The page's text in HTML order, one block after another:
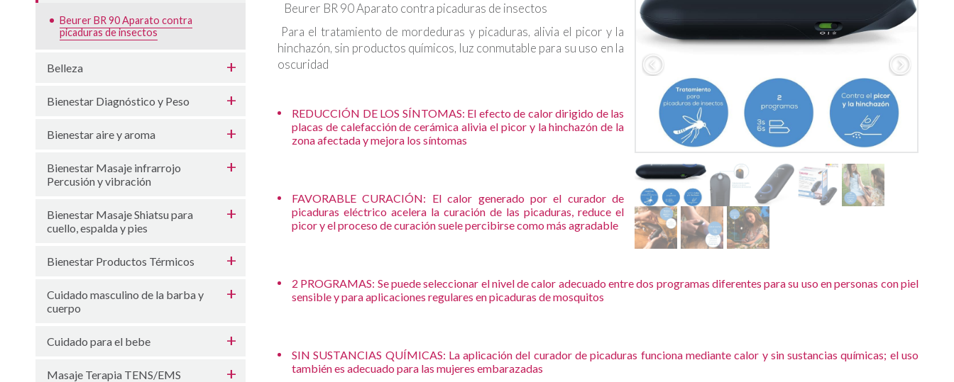
Beurer BR 90 Aparato contra
picaduras de insectos
Belleza
Bienestar Diagnóstico y Peso
Bienestar aire y aroma
Bienestar Masaje infrarrojo
Percusión y vibración
Bienestar Masaje Shiatsu para
cuello, espalda y pies
Bienestar Productos Térmicos
Cuidado masculino de la barba y
cuerpo
Cuidado para el bebe
Masaje Terapia TENS/EMS
Beurer BR 90 Aparato contra picaduras de insectos
Para el tratamiento de mordeduras y picaduras, alivia el picor y la
hinchazón, sin productos químicos, luz conmutable para su uso en la
oscuridad
REDUCCIÓN DE LOS SÍNTOMAS: El efecto de calor dirigido de las
placas de calefacción de cerámica alivia el picor y la hinchazón de la
zona afectada y mejora los síntomas
FAVORABLE CURACIÓN: El calor generado por el curador de
picaduras eléctrico acelera la curación de las picaduras, reduce el
picor y el proceso de curación suele percibirse como más agradable
2 PROGRAMAS: Se puede seleccionar el nivel de calor adecuado entre dos programas diferentes para su uso en personas con piel
sensible y para aplicaciones regulares en picaduras de mosquitos
SIN SUSTANCIAS QUÍMICAS: La aplicación del curador de picaduras funciona mediante calor y sin sustancias químicas; el uso
también es adecuado para las mujeres embarazadas